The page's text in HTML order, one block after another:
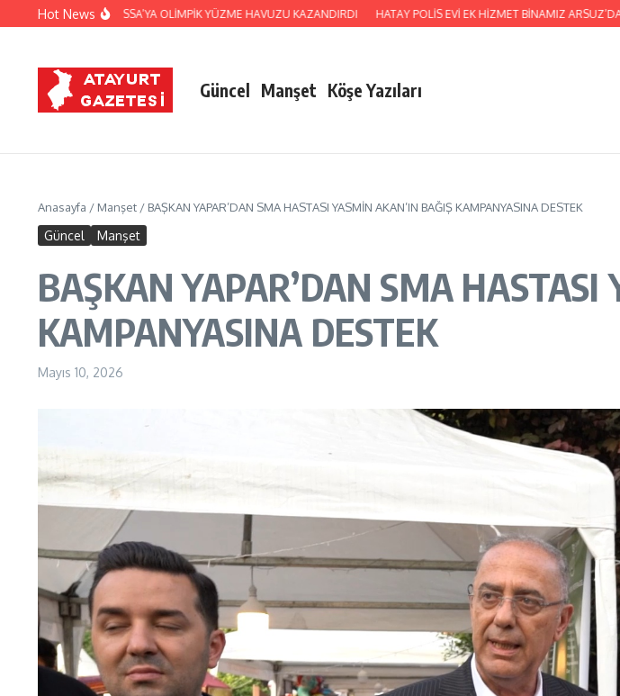
İçeriğe atlaHot News
BELEDİYESİ, HASSA’YA OLİMPİK YÜZME HAVUZU KAZANDIRDI HATAY POLİS EVİ EK HİZMET BİNAMIZ ARSUZ’DA 10
Güncel Manşet Köşe Yazıları
Anasayfa / Manşet / BAŞKAN YAPAR’DAN SMA HASTASI YASMİN AKAN’IN BAĞIŞ KAMPANYASINA DESTEK
Güncel Manşet
BAŞKAN YAPAR’DAN SMA HASTASI
KAMPANYASINA DESTEK
Mayıs 10, 2026